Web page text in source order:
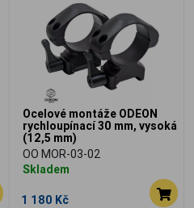
Ocelové montáže ODEON
rychloupínací 30 mm, vysoká
(12,5 mm)
OO MOR-03-02
Skladem
1 180 Kč